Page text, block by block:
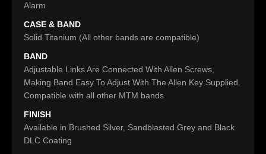
Alarm
CASE & BAND
Solid Titanium (All other bands are compatible)
BAND
Adjustable Links Are Connected With Allen Screws,
Making Band Easy To Adjust With The Allen Key Supplied.
Compatible with all other MTM bands
FINISH
Available in Brushed Silver, Sandblasted Grey and Black
DLC Coating